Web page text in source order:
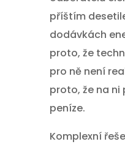
příštím
dodávkách
proto, že
pro ně není
proto, že na
peníze.
Komplexní